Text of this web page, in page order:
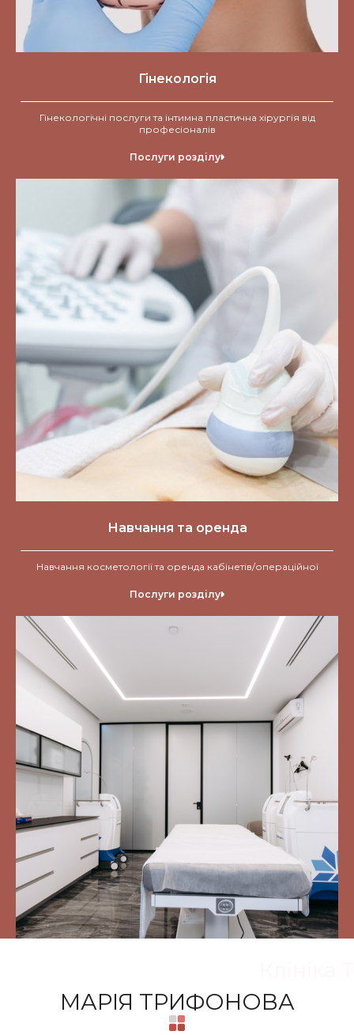
Гінекологія
Гінекологічні послуги та інтимна пластична хірургія від
професіоналів
Послуги розділу
Навчання та оренда
Навчання косметології та оренда кабінетів/операційної
Послуги розділу
МАРІЯ ТРИФОНОВА